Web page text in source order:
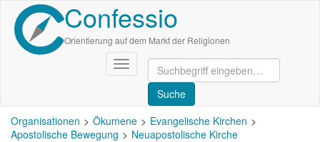
Direkt
zum
Inhalt
Confessio
Orientierung auf dem Markt der Religionen
Navigation
aktivieren/deaktivieren
Organisationen Ökumene
Evangelische Kirchen
Apostolische Bewegung
Neuapostolische Kirche